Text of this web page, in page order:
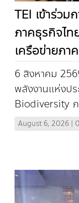
TEI เข้าร่ว
ภาคธุรกิจไ
เครือข่ายภ
ทางชีวภาพ
6 สิงหาคม
พลังงานแห่งป
Biodiversity
จัดการประชุมห
August 6, 2026 |